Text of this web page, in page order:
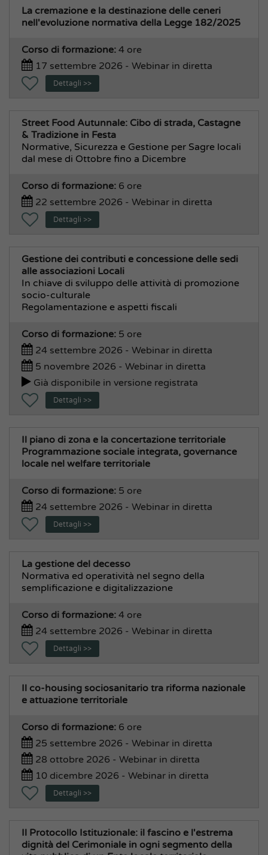
Pubblica Istruzione, Asili Nido
Servizi Cimiteriali
Servizi Sociali, alla Persona
Area Finanziaria e Personale
Formazione
Pensioni e Previdenza
Stipendi
Tributi
Area Tecnica e Commercio
Ecologia ed Ambiente
Espropriazioni
Lavori Pubblici
Patrimonio, Manutenzioni
Polizia Locale
Strade e Aree Pubbliche, Verde
Tecnico, Edilizia, Urbanistica
Traffico, Mobilità, Viabilità
La cremazione e la destinazione delle ceneri
nell'evoluzione normativa della Legge 182/2025
Corso di formazione: 4 ore
17 settembre 2026 - Webinar in diretta
Dettagli >>
Street Food Autunnale: Cibo di strada, Castagne
& Tradizione in Festa
Normative, Sicurezza e Gestione per Sagre locali
dal mese di Ottobre fino a Dicembre
Corso di formazione: 6 ore
22 settembre 2026 - Webinar in diretta
Dettagli >>
Gestione dei contributi e concessione delle sedi
alle associazioni Locali
In chiave di sviluppo delle attività di promozione
socio-culturale
Regolamentazione e aspetti fiscali
Corso di formazione: 5 ore
24 settembre 2026 - Webinar in diretta
5 novembre 2026 - Webinar in diretta
Già disponibile in versione registrata
Dettagli >>
Il piano di zona e la concertazione territoriale
Programmazione sociale integrata, governance
locale nel welfare territoriale
Corso di formazione: 5 ore
24 settembre 2026 - Webinar in diretta
Dettagli >>
La gestione del decesso
Normativa ed operatività nel segno della
semplificazione e digitalizzazione
Corso di formazione: 4 ore
24 settembre 2026 - Webinar in diretta
Dettagli >>
Il co-housing sociosanitario tra riforma nazionale
e attuazione territoriale
Corso di formazione: 6 ore
25 settembre 2026 - Webinar in diretta
28 ottobre 2026 - Webinar in diretta
10 dicembre 2026 - Webinar in diretta
Dettagli >>
Il Protocollo Istituzionale: il fascino e l'estrema
dignità del Cerimoniale in ogni segmento della